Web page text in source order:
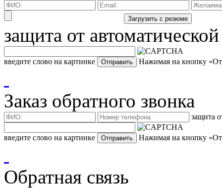
защита от
введите слово на картинке Нажимая на кнопку
Заказ обратного звонка
защита
введите слово на картинке Нажимая на кнопку
Обратная связь